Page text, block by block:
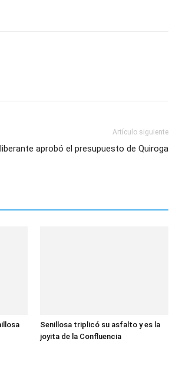
Artículo siguiente
aprobó el presupuesto de Quiroga
Senillosa triplicó su asfalto y es la
joyita de la Confluencia